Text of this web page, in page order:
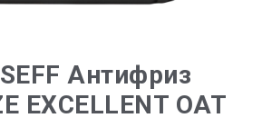
Антифриз
EXCELLENT OAT